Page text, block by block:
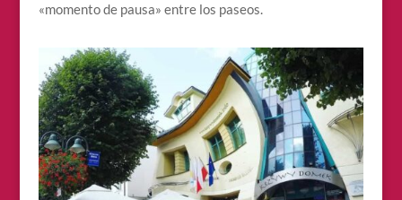
«momento de pausa» entre los paseos.